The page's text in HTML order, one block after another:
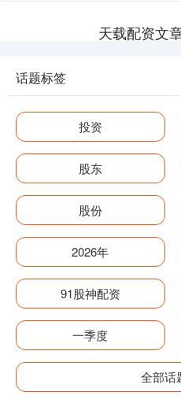
天载配资文
话题标签
投资
股东
股份
2026年
91股神配资
一季度
全部话